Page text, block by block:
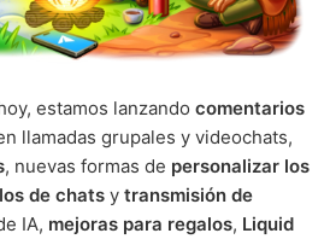
estamos lanzando comentarios
llamadas grupales y videochats,
, nuevas formas de personalizar los
de chats y transmisión de
IA, mejoras para regalos, Liquid